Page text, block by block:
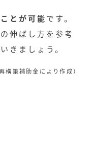
とが可能です。
伸ばし方を参考
きましょう。
構築補助金により作成）